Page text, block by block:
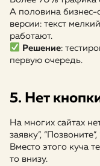
А половина бизнес-
версии: текст
работают.
Решение:
первую очередь.
5. Нет
На многих сайтах
заявку”, “Позвоните”,
Вместо этого куча
то внизу.